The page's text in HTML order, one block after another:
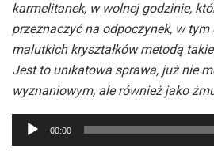
karmelitanek, w wolnej godzinie,
przeznaczyć na odpoczynek, w tym
malutkich kryształków metodą
Jest to unikatowa sprawa, już nie
wyznaniowym, ale również jako
Odtwarzacz
plików
00:00